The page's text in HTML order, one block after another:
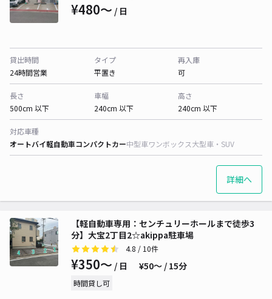
¥480〜 / 日
貸出時間
24時間営業
タイプ
平置き
再入庫
可
長さ
500cm 以下
車幅
240cm 以下
高さ
240cm 以下
対応車種
オートバイ軽自動車コンパクトカー中型車ワンボックス大型車・SUV
詳細へ
【軽自動車専用：センチュリーホールまで徒歩3
分】大宝2丁目2☆akippa駐車場
4.8 / 10件
¥350〜 / 日 ¥50〜 / 15分
時間貸し可